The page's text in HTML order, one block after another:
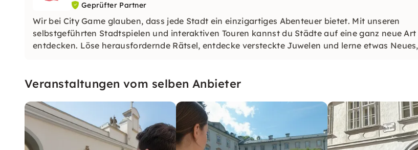
Geprüfter Partner
Wir bei City Game glauben, dass jede Stadt ein einzigartiges Abenteuer bietet. Mit unseren
selbstgeführten Stadtspielen und interaktiven Touren kannst du Städte auf eine ganz neue Art
entdecken. Löse herausfordernde Rätsel, entdecke versteckte Juwelen und lerne etwas Neues,
Veranstaltungen vom selben Anbieter